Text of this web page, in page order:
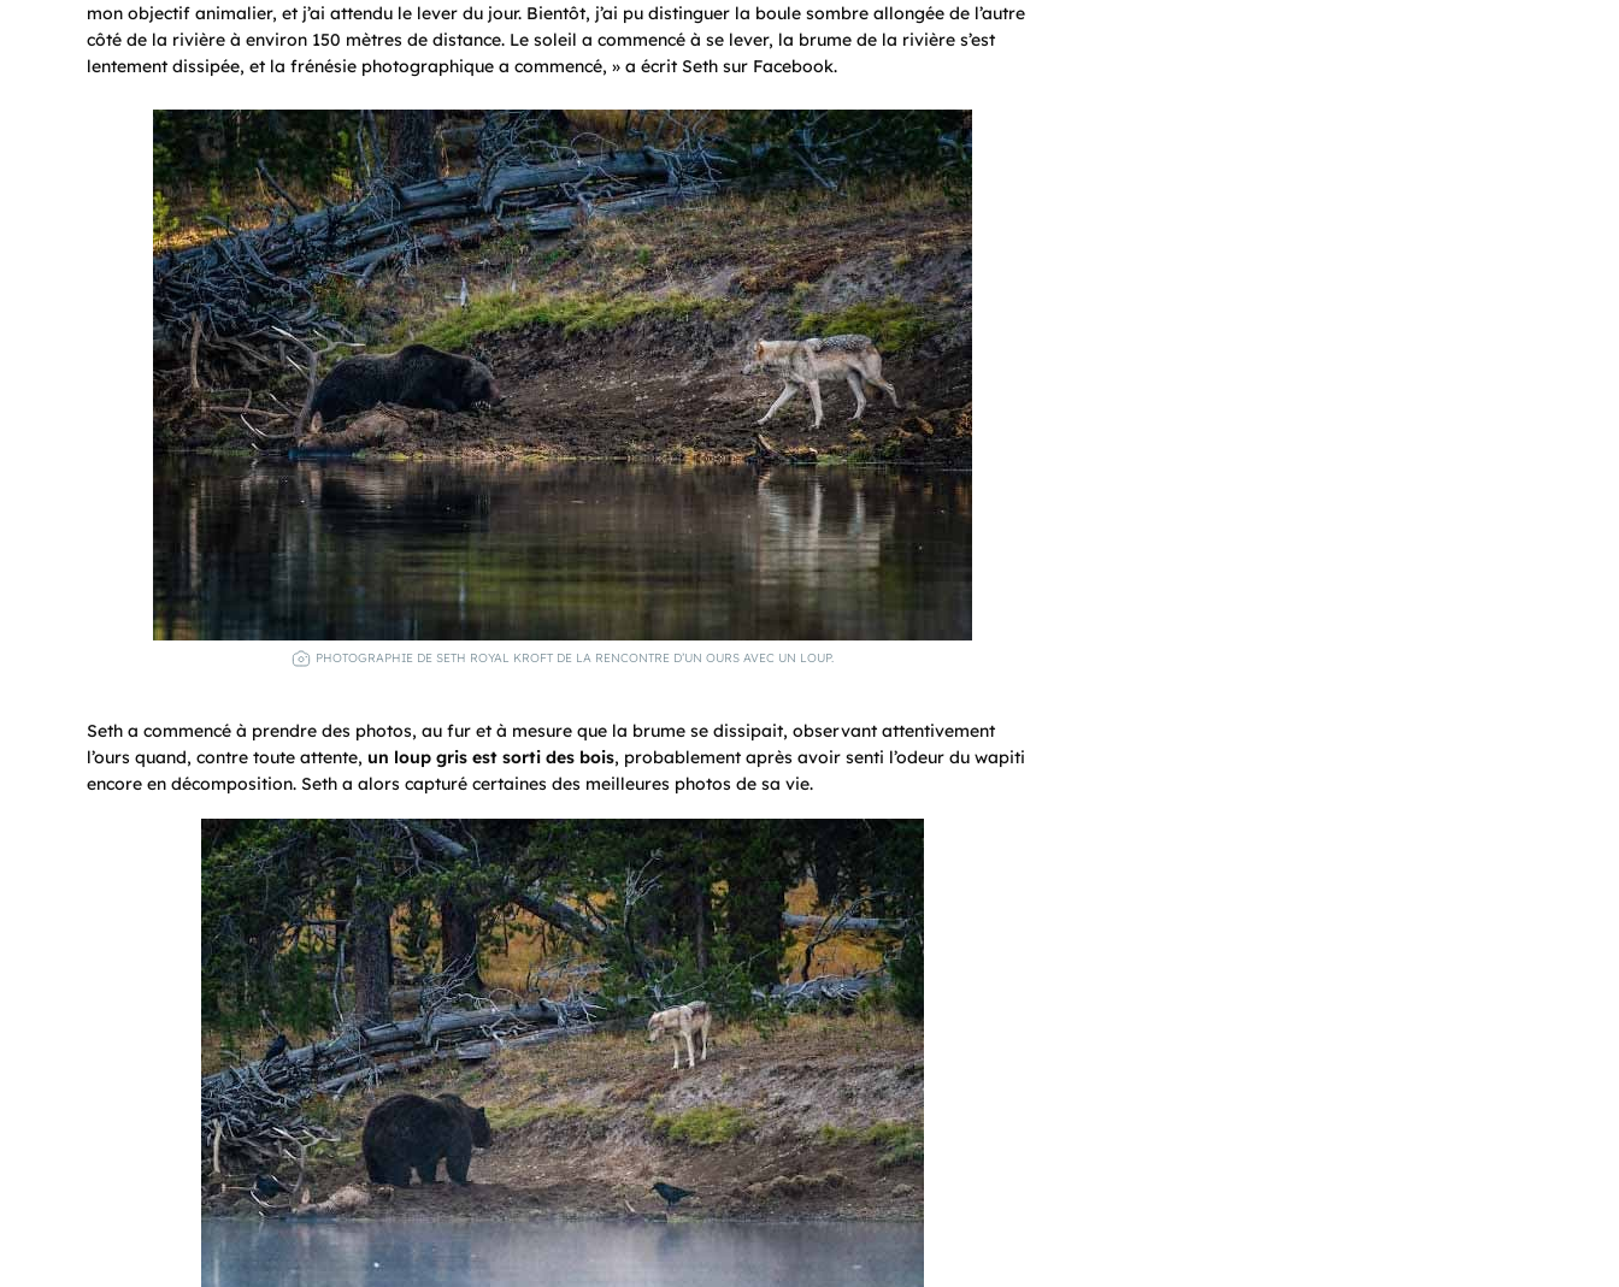
mon objectif animalier, et j’ai attendu le lever du jour. Bientôt, j’ai pu distinguer la boule sombre allongée de l’autre
côté de la rivière à environ 150 mètres de distance. Le soleil a commencé à se lever, la brume de la rivière s’est
lentement dissipée, et la frénésie photographique a commencé, » a écrit Seth sur Facebook.
PHOTOGRAPHIE DE SETH ROYAL KROFT DE LA RENCONTRE D’UN OURS AVEC UN LOUP.
Seth a commencé à prendre des photos, au fur et à mesure que la brume se dissipait, observant attentivement
l’ours quand, contre toute attente, un loup gris est sorti des bois, probablement après avoir senti l’odeur du wapiti
encore en décomposition. Seth a alors capturé certaines des meilleures photos de sa vie.